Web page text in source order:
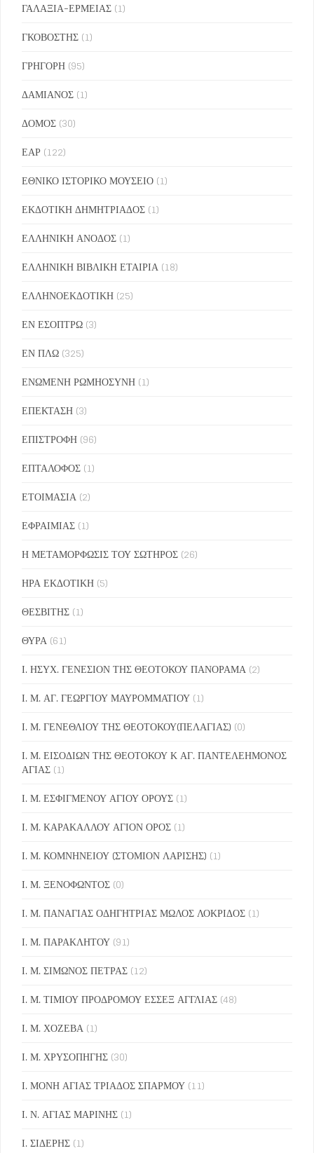
ΓΑΛΑΞΙΑ-ΕΡΜΕΙΑΣ (1)
ΓΚΟΒΟΣΤΗΣ (1)
ΓΡΗΓΟΡΗ (95)
ΔΑΜΙΑΝΟΣ (1)
ΔΟΜΟΣ (30)
ΕΑΡ (122)
ΕΘΝΙΚΟ ΙΣΤΟΡΙΚΟ ΜΟΥΣΕΙΟ (1)
ΕΚΔΟΤΙΚΗ ΔΗΜΗΤΡΙΑΔΟΣ (1)
ΕΛΛΗΝΙΚΗ ΑΝΟΔΟΣ (1)
ΕΛΛΗΝΙΚΗ ΒΙΒΛΙΚΗ ΕΤΑΙΡΙΑ (18)
ΕΛΛΗΝΟΕΚΔΟΤΙΚΗ (25)
ΕΝ ΕΣΟΠΤΡΩ (3)
ΕΝ ΠΛΩ (325)
ΕΝΩΜΕΝΗ ΡΩΜΗΟΣΥΝΗ (1)
ΕΠΕΚΤΑΣΗ (3)
ΕΠΙΣΤΡΟΦΗ (96)
ΕΠΤΑΛΟΦΟΣ (1)
ΕΤΟΙΜΑΣΙΑ (2)
ΕΦΡΑΙΜΙΑΣ (1)
Η ΜΕΤΑΜΟΡΦΩΣΙΣ ΤΟΥ ΣΩΤΗΡΟΣ (26)
ΗΡΑ ΕΚΔΟΤΙΚΗ (5)
ΘΕΣΒΙΤΗΣ (1)
ΘΥΡΑ (61)
Ι. ΗΣΥΧ. ΓΕΝΕΣΙΟΝ ΤΗΣ ΘΕΟΤΟΚΟΥ ΠΑΝΟΡΑΜΑ (2)
Ι. Μ. ΑΓ. ΓΕΩΡΓΙΟΥ ΜΑΥΡΟΜΜΑΤΙΟΥ (1)
Ι. Μ. ΓΕΝΕΘΛΙΟΥ ΤΗΣ ΘΕΟΤΟΚΟΥ(ΠΕΛΑΓΙΑΣ) (0)
Ι. Μ. ΕΙΣΟΔΙΩΝ ΤΗΣ ΘΕΟΤΟΚΟΥ Κ ΑΓ. ΠΑΝΤΕΛΕΗΜΟΝΟΣ
ΑΓΙΑΣ (1)
Ι. Μ. ΕΣΦΙΓΜΕΝΟΥ ΑΓΙΟΥ ΟΡΟΥΣ (1)
Ι. Μ. ΚΑΡΑΚΑΛΛΟΥ ΑΓΙΟΝ ΟΡΟΣ (1)
Ι. Μ. ΚΟΜΝΗΝΕΙΟΥ (ΣΤΟΜΙΟΝ ΛΑΡΙΣΗΣ) (1)
Ι. Μ. ΞΕΝΟΦΩΝΤΟΣ (0)
Ι. Μ. ΠΑΝΑΓΙΑΣ ΟΔΗΓΗΤΡΙΑΣ ΜΩΛΟΣ ΛΟΚΡΙΔΟΣ (1)
Ι. Μ. ΠΑΡΑΚΛΗΤΟΥ (91)
Ι. Μ. ΣΙΜΩΝΟΣ ΠΕΤΡΑΣ (12)
Ι. Μ. ΤΙΜΙΟΥ ΠΡΟΔΡΟΜΟΥ ΕΣΣΕΞ ΑΓΓΛΙΑΣ (48)
Ι. Μ. ΧΟΖΕΒΑ (1)
Ι. Μ. ΧΡΥΣΟΠΗΓΗΣ (30)
Ι. ΜΟΝΗ ΑΓΙΑΣ ΤΡΙΑΔΟΣ ΣΠΑΡΜΟΥ (11)
Ι. Ν. ΑΓΙΑΣ ΜΑΡΙΝΗΣ (1)
Ι. ΣΙΔΕΡΗΣ (1)